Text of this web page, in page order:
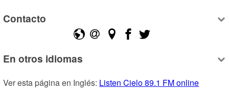
Contacto
En otros idiomas
Ver esta página en Inglés: Listen Cielo 89.1 FM online